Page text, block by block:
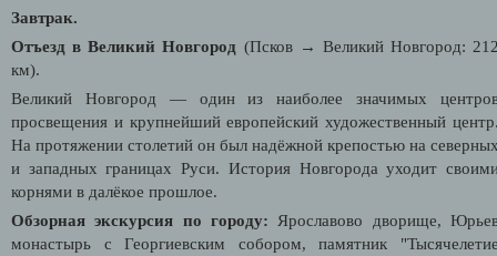
Завтрак.
Отъезд в Великий Новгород (Псков → Великий Новгород:
км).
Великий Новгород — один из наиболее значимых
просвещения и крупнейший европейский художественный
На протяжении столетий он был надёжной крепостью на
и западных границах Руси. История Новгорода уходит
корнями в далёкое прошлое.
Обзорная экскурсия по городу: Ярославово дворище,
монастырь с Георгиевским собором, памятник